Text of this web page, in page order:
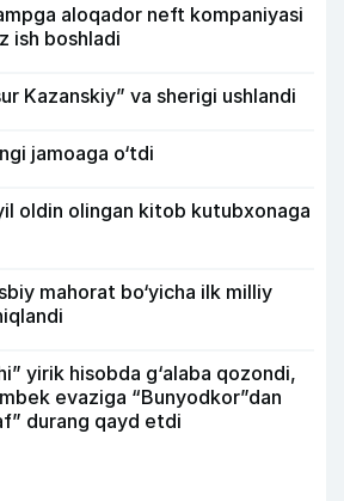
aloqador neft kompaniyasi
ish boshladi
Kazanskiy” va sherigi ushlandi
jamoaga o‘tdi
oldin olingan kitob kutubxonaga
mahorat bo‘yicha ilk milliy
yirik hisobda g‘alaba qozondi,
evaziga “Bunyodkor”dan
durang qayd etdi